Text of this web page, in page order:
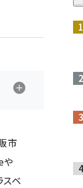
市
や
ベ